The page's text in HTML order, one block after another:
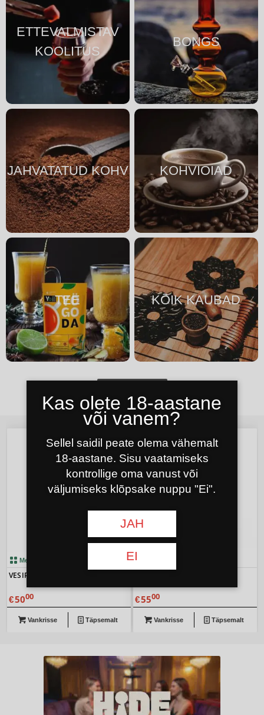
ETTEVALMISTAV
KOOLITUS
BONGS
JAHVATATUD KOHV KOHVIOIAD
TEE KÕIK KAUBAD
Meil on see müügis
VESIPIIP ALADIN 2 GO ALU SILVER
€5000
Vankrisse Täpsemalt
€5500
Vankrisse Täpsemalt
Kas olete 18-aastane
või vanem?
Sellel saidil peate olema vähemalt
18-aastane. Sisu vaatamiseks
kontrollige oma vanust või
väljumiseks klõpsake nuppu "Ei".
JAH
EI